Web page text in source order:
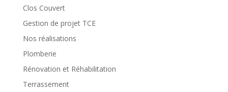
Clos Couvert
Gestion de projet TCE
Nos réalisations
Plomberie
Rénovation et Réhabilitation
Terrassement